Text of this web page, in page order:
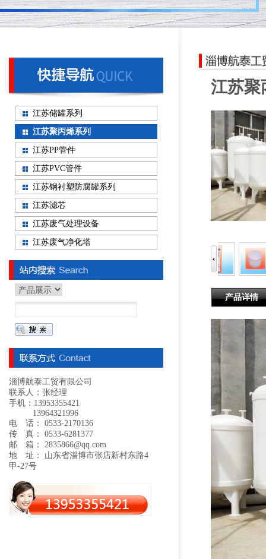
江苏聚
产品详情
江苏储罐系列
江苏聚丙烯系列
江苏PP管件
江苏PVC管件
江苏钢衬塑防腐罐系列
江苏滤芯
江苏废气处理设备
江苏废气净化塔
淄博航泰工贸有限公司
联系人：张经理
手机：13953355421
13964321996
电 话： 0533-2170136
传 真： 0533-6281377
邮 箱： 2835866@qq.com
地 址： 山东省淄博市张店新村东路4
甲-27号